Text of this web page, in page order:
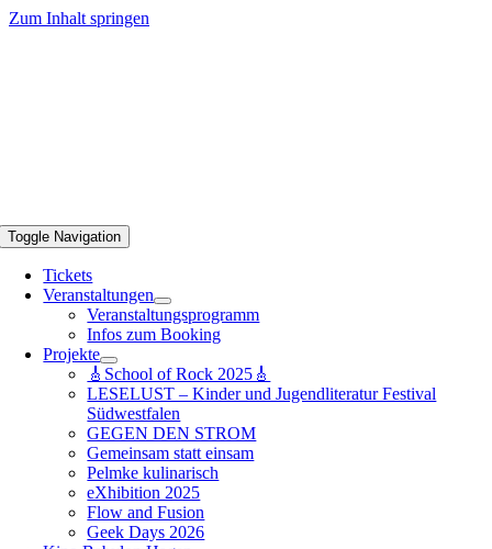
Zum Inhalt springen
Toggle Navigation
Tickets
Veranstaltungen
Veranstaltungsprogramm
Infos zum Booking
Projekte
🎸School of Rock 2025🎸
LESELUST – Kinder und Jugendliteratur Festival
Südwestfalen
GEGEN DEN STROM
Gemeinsam statt einsam
Pelmke kulinarisch
eXhibition 2025
Flow and Fusion
Geek Days 2026